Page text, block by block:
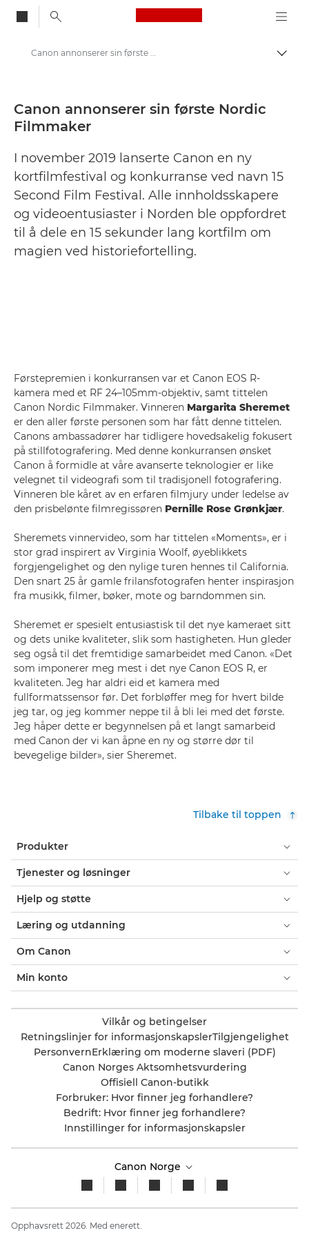
Canon Logo, back
Pressesenter
Canon annonserer sin første Nordic Filmmaker - Canons pressesenter
Canon annonserer sin første Nordic
Filmmaker
I november 2019 lanserte Canon en ny
kortfilmfestival og konkurranse ved navn 15
Second Film Festival. Alle innholdsskapere
og videoentusiaster i Norden ble oppfordret
til å dele en 15 sekunder lang kortfilm om
magien ved historiefortelling.
Førstepremien i konkurransen var et Canon EOS R-
kamera med et RF 24–105mm-objektiv, samt tittelen
Canon Nordic Filmmaker. Vinneren Margarita Sheremet
er den aller første personen som har fått denne tittelen.
Canons ambassadører har tidligere hovedsakelig fokusert
på stillfotografering. Med denne konkurransen ønsket
Canon å formidle at våre avanserte teknologier er like
velegnet til videografi som til tradisjonell fotografering.
Vinneren ble kåret av en erfaren filmjury under ledelse av
den prisbelønte filmregissøren Pernille Rose Grønkjær.
Sheremets vinnervideo, som har tittelen «Moments», er i
stor grad inspirert av Virginia Woolf, øyeblikkets
forgjengelighet og den nylige turen hennes til California.
Den snart 25 år gamle frilansfotografen henter inspirasjon
fra musikk, filmer, bøker, mote og barndommen sin.
Sheremet er spesielt entusiastisk til det nye kameraet sitt
og dets unike kvaliteter, slik som hastigheten. Hun gleder
seg også til det fremtidige samarbeidet med Canon. «Det
som imponerer meg mest i det nye Canon EOS R, er
kvaliteten. Jeg har aldri eid et kamera med
fullformatssensor før. Det forbløffer meg for hvert bilde
jeg tar, og jeg kommer neppe til å bli lei med det første.
Jeg håper dette er begynnelsen på et langt samarbeid
med Canon der vi kan åpne en ny og større dør til
bevegelige bilder», sier Sheremet.
Tilbake til toppen
Produkter
Tjenester og løsninger
Hjelp og støtte
Læring og utdanning
Om Canon
Min konto
Vilkår og betingelser
Retningslinjer for informasjonskapslerTilgjengelighet
PersonvernErklæring om moderne slaveri (PDF)
Canon Norges Aktsomhetsvurdering
Offisiell Canon-butikk
Forbruker: Hvor finner jeg forhandlere?
Bedrift: Hvor finner jeg forhandlere?
Innstillinger for informasjonskapsler
Canon Norge
Opphavsrett 2026. Med enerett.